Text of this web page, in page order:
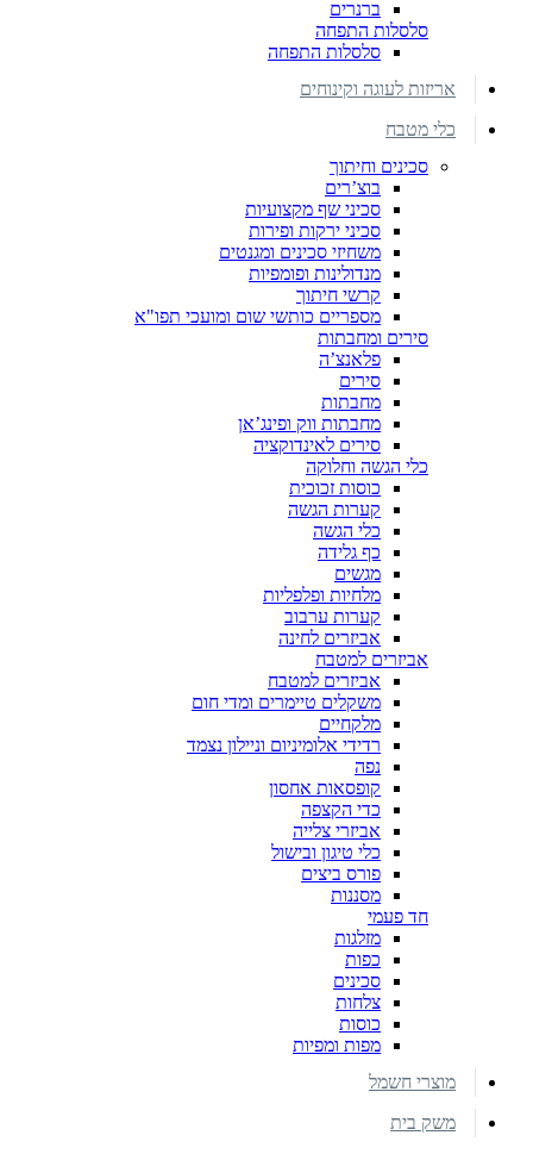
ברנרים
סלסלות התפחה
סלסלות התפחה
אריזות לעוגה וקינוחים
כלי מטבח
סכינים וחיתוך
בוצ’רים
סכיני שף מקצועיות
סכיני ירקות ופירות
משחיזי סכינים ומגנטים
מנדולינות ופומפיות
קרשי חיתוך
מספריים כותשי שום ומועכי תפו"א
סירים ומחבתות
פלאנצ’ה
סירים
מחבתות
מחבתות ווק ופינג’אן
סירים לאינדוקציה
כלי הגשה וחלוקה
כוסות זכוכית
קערות הגשה
כלי הגשה
כף גלידה
מגשים
מלחיות ופלפליות
קערות ערבוב
אביזרים לחינה
אביזרים למטבח
אביזרים למטבח
משקלים טיימרים ומדי חום
מלקחיים
רדידי אלומיניום וניילון נצמד
נפה
קופסאות אחסון
כדי הקצפה
אביזרי צלייה
כלי טיגון ובישול
פורס ביצים
מסננות
חד פעמי
מזלגות
כפות
סכינים
צלחות
כוסות
מפות ומפיות
מוצרי חשמל
משק בית